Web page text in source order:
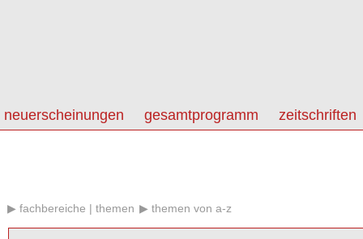
neuerscheinungen gesamtprogramm zeitschriften
fachbereiche | themen themen von a-z